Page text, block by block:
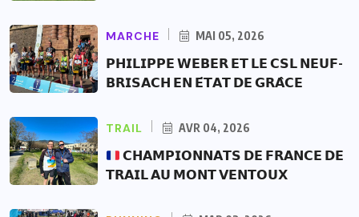
MARCHE MAI 05, 2026
𝗣𝗛𝗜𝗟𝗜𝗣𝗣𝗘 𝗪𝗘𝗕𝗘𝗥 𝗘𝗧 𝗟𝗘 𝗖𝗦𝗟 𝗡𝗘𝗨𝗙-
𝗕𝗥𝗜𝗦𝗔𝗖𝗛 𝗘𝗡 𝗘́𝗧𝗔𝗧 𝗗𝗘 𝗚𝗥𝗔̂𝗖𝗘
TRAIL AVR 04, 2026
𝗖𝗛𝗔𝗠𝗣𝗜𝗢𝗡𝗡𝗔𝗧𝗦 𝗗𝗘 𝗙𝗥𝗔𝗡𝗖𝗘 𝗗𝗘
𝗧𝗥𝗔𝗜𝗟 𝗔𝗨 𝗠𝗢𝗡𝗧 𝗩𝗘𝗡𝗧𝗢𝗨𝗫